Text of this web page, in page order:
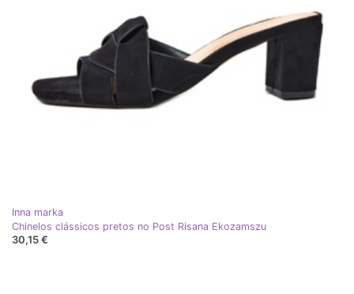
Inna marka
Chinelos clássicos pretos no Post Risana Ekozamszu
30,15 €